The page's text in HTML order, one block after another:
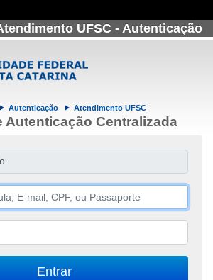
UFSC - Autenticação
Autenticação Atendimento UFSC
Autenticação Centralizada